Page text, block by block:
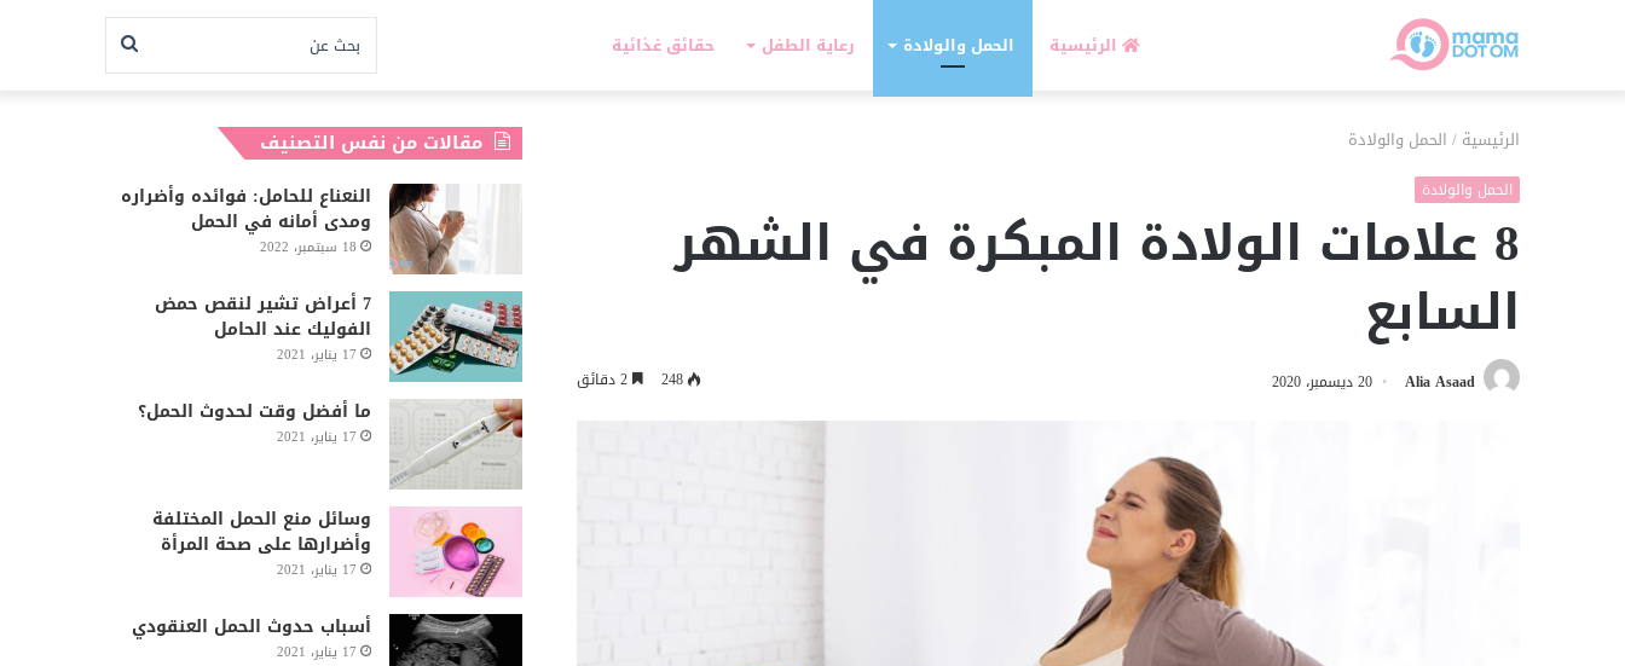
الرئيسية الحمل والولادة رعاية الطفل حقائق غذائية بحث
الرئيسية / الحمل والولادة
الحمل والولادة
8 علامات الولادة المبكرة في الشهر
السابع
Alia Asaad 20 ديسمبر، 2020 248
مقالات من نفس التصنيف
النعناع للحامل: فوائده وأضراره
ومدى أمانه في الحمل
18 سبتمبر، 2022
7 أعراض تشير لنقص حمض
الفوليك عند الحامل
17 يناير، 2021
ما أفضل وقت لحدوث الحمل؟
17 يناير، 2021
وسائل منع الحمل المختلفة
وأضرارها على صحة المرأة
17 يناير، 2021
أسباب حدوث الحمل العنقودي
17 يناير، 2021